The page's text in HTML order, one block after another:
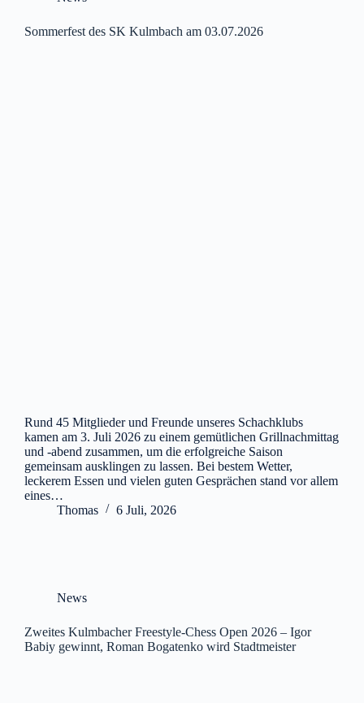
Sommerfest des SK Kulmbach am 03.07.2026
Rund 45 Mitglieder und Freunde unseres Schachklubs
kamen am 3. Juli 2026 zu einem gemütlichen Grillnachmittag
und -abend zusammen, um die erfolgreiche Saison
gemeinsam ausklingen zu lassen. Bei bestem Wetter,
leckerem Essen und vielen guten Gesprächen stand vor allem
eines…
Thomas
6 Juli, 2026
News
Zweites Kulmbacher Freestyle-Chess Open 2026 – Igor
Babiy gewinnt, Roman Bogatenko wird Stadtmeister